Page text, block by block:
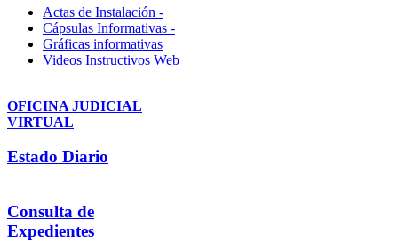
Actas de Instalación -
Cápsulas Informativas -
Gráficas informativas
Videos Instructivos Web
OFICINA JUDICIAL
VIRTUAL
Estado Diario
Consulta de
Expedientes